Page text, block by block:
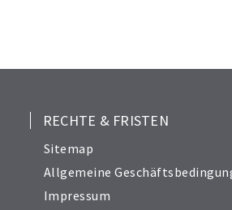
RECHTE & FRISTEN
Sitemap
Allgemeine
Impressum